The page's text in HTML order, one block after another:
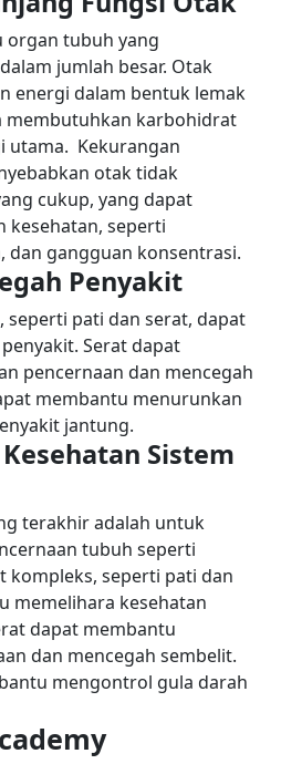
organ tubuh yang
jumlah besar. Otak
energi dalam bentuk lemak
membutuhkan karbohidrat
utama. Kekurangan
otak tidak
cukup, yang dapat
kesehatan, seperti
dan gangguan konsentrasi.
Penyakit
pati dan serat, dapat
Serat dapat
pencernaan dan mencegah
membantu menurunkan
jantung.
Sistem
terakhir adalah untuk
tubuh seperti
kompleks, seperti pati dan
memelihara kesehatan
dapat membantu
dan mencegah sembelit.
mengontrol gula darah